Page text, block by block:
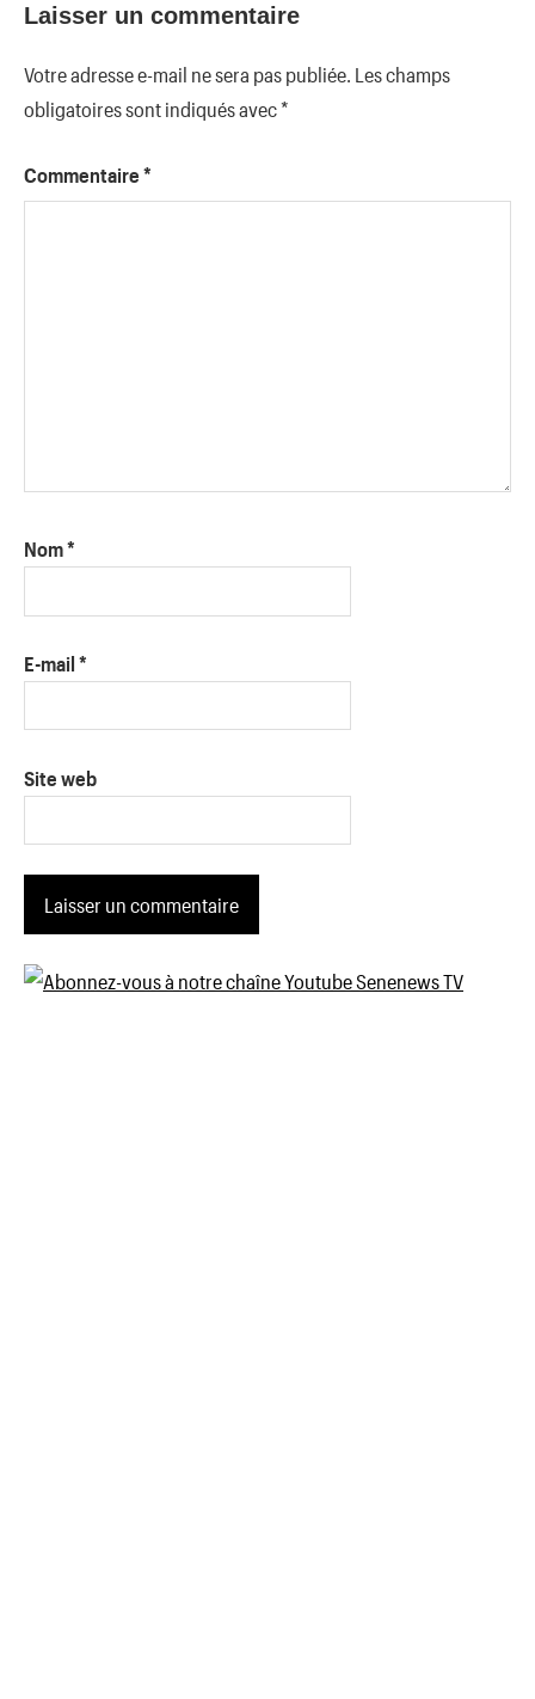
Laisser un commentaire
Votre adresse e-mail ne sera pas publiée. Les champs
obligatoires sont indiqués avec*
Commentaire *
Nom*
E-mail *
Site web